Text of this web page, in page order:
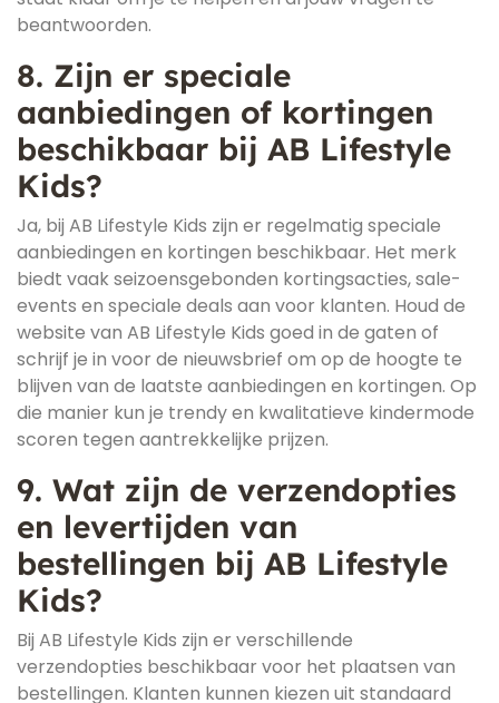
beantwoorden.
8. Zijn er speciale
aanbiedingen of kortingen
beschikbaar bij AB Lifestyle
Kids?
Ja, bij AB Lifestyle Kids zijn er regelmatig speciale
aanbiedingen en kortingen beschikbaar. Het merk
biedt vaak seizoensgebonden kortingsacties, sale-
events en speciale deals aan voor klanten. Houd de
website van AB Lifestyle Kids goed in de gaten of
schrijf je in voor de nieuwsbrief om op de hoogte te
blijven van de laatste aanbiedingen en kortingen. Op
die manier kun je trendy en kwalitatieve kindermode
scoren tegen aantrekkelijke prijzen.
9. Wat zijn de verzendopties
en levertijden van
bestellingen bij AB Lifestyle
Kids?
Bij AB Lifestyle Kids zijn er verschillende
verzendopties beschikbaar voor het plaatsen van
bestellingen. Klanten kunnen kiezen uit standaard